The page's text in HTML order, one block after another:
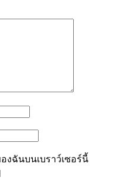
งฉันบนเบราว์เซอร์นี้